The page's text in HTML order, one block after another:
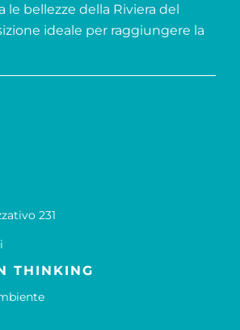
le bellezze della Riviera del
ideale per raggiungere la
231
THINKING